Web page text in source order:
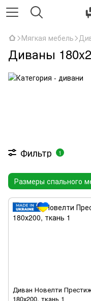
Мягкая мебель
Диваны
Фильтр 1
Размеры спального
Диван Новелти
180х200, ткань 1